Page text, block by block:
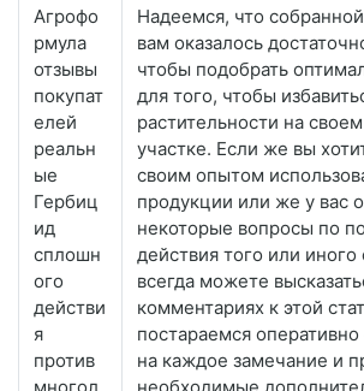
Агрофо
рмула
отзывы
покупат
елей
реальн
ые
Гербиц
ид
сплошн
ого
действи
я
против
Надеемся, что
вам оказалось
чтобы подобрать
для того, чтобы
растительности на
участке. Если же вы
своим опытом
продукции или же у вас
некоторые вопросы по
действия того или иного
всегда можете
комментариях к этой
постараемся оперативно
на каждое замечание и